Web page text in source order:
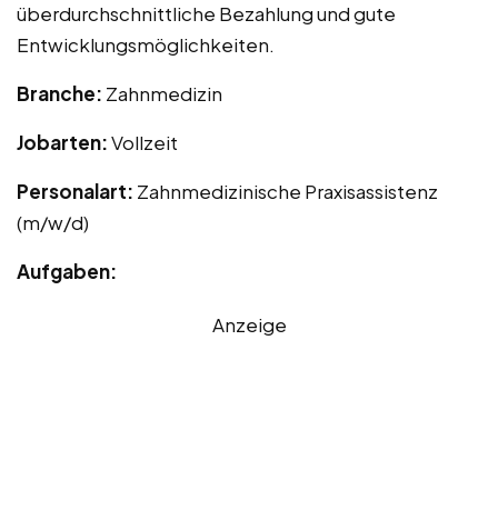
überdurchschnittliche Bezahlung und gute
Entwicklungsmöglichkeiten.
Branche: Zahnmedizin
Jobarten:Vollzeit
Personalart: Zahnmedizinische Praxisassistenz
(m/w/d)
Aufgaben:
Anzeige